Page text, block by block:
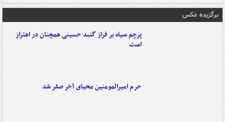
برگزیده عکس
پرچم سیاه بر فراز گنبد حسینی همچنان در اهتزاز
است
حرم امیرالمومنین محیای آخر صفر شد